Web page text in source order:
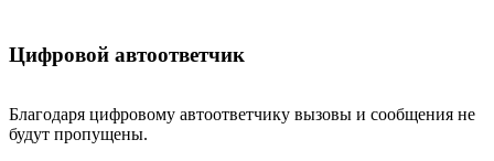
Цифровой автоответчик
Благодаря цифровому автоответчику вызовы и сообщения не
будут пропущены.